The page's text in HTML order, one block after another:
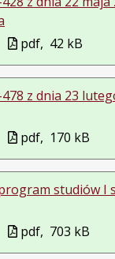
pdf, 42 kB
z dnia 23
pdf, 170 kB
studiów I
pdf, 703 kB